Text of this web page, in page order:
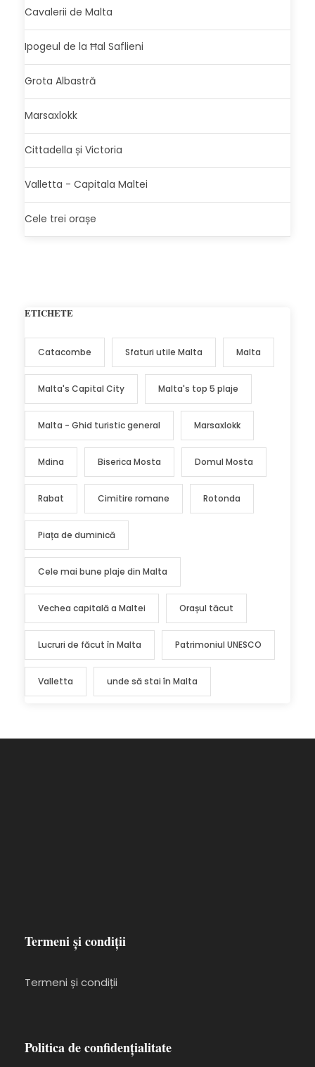
Cavalerii de Malta
Ipogeul de la Ħal Saflieni
Grota Albastră
Marsaxlokk
Cittadella și Victoria
Valletta - Capitala Maltei
Cele trei orașe
ETICHETE
Catacombe Sfaturi utile Malta Malta
Malta's Capital City Malta's top 5 plaje
Malta - Ghid turistic general Marsaxlokk
Mdina Biserica Mosta Domul Mosta
Rabat Cimitire romane Rotonda
Piața de duminică
Cele mai bune plaje din Malta
Vechea capitală a Maltei Orașul tăcut
Lucruri de făcut în Malta Patrimoniul UNESCO
Valletta unde să stai în Malta
Termeni și condiții
Termeni și condiții
Politica de confidențialitate